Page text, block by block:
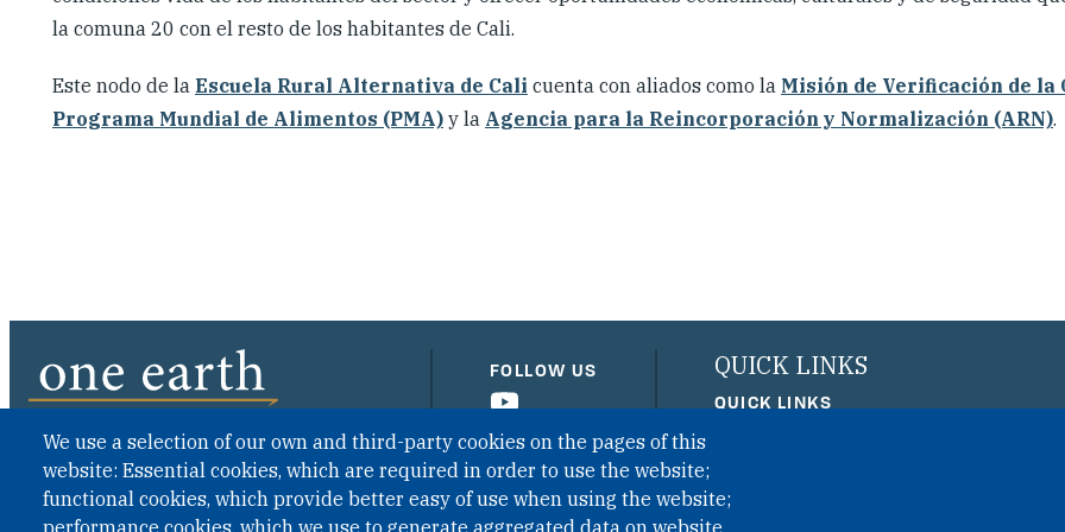
la comuna 20 con el resto de los habitantes de Cali.
Este nodo de la Escuela Rural Alternativa de Cali cuenta con aliados como la Misión de Verificación de la
Programa Mundial de Alimentos (PMA) y la Agencia para la Reincorporación y Normalización (ARN).
We use a selection of our own and third-party cookies on the pages of this
website: Essential cookies, which are required in order to use the website;
functional cookies, which provide better easy of use when using the website;
CONTACT US
FOLLOW US QUICK LINKS
QUICK LINKS
ACCESSIBILITY